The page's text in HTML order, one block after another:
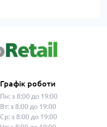
Графік роботи
Пн: з 8:00 до 19:00
Вт: з 8:00 до 19:00
Ср: з 8:00 до 19:00